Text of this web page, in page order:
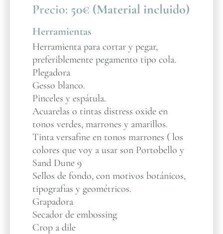
Precio: 50€ (Material incluido)
Herramientas
Herramienta para cortar y pegar,
preferiblemente pegamento tipo cola.
Plegadora
Gesso blanco.
Pinceles y espátula.
Acuarelas o tintas distress oxide en
tonos verdes, marrones y amarillos.
Tinta versafine en tonos marrones ( los
colores que voy a usar son Portobello y
Sand Dune 9
Sellos de fondo, con motivos botánicos,
tipografias y geométricos.
Grapadora
Secador de embossing
Crop a dile